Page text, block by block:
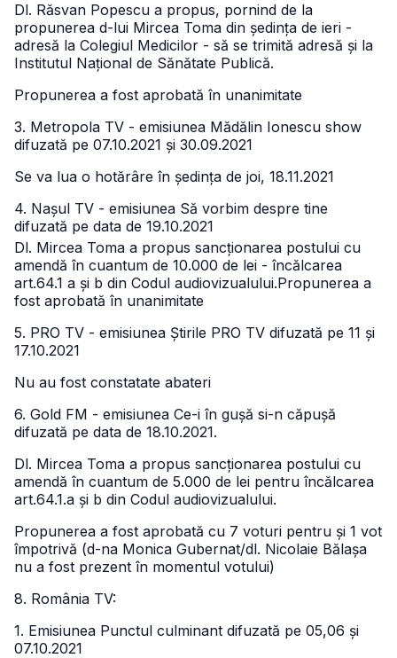
Dl. Răsvan Popescu a propus, pornind de la
propunerea d-lui Mircea Toma din ședința de ieri -
adresă la Colegiul Medicilor - să se trimită adresă și la
Institutul Național de Sănătate Publică.
Propunerea a fost aprobată în unanimitate
3. Metropola TV - emisiunea Mădălin Ionescu show
difuzată pe 07.10.2021 și 30.09.2021
Se va lua o hotărâre în ședința de joi, 18.11.2021
4. Nașul TV - emisiunea Să vorbim despre tine
difuzată pe data de 19.10.2021
Dl. Mircea Toma a propus sancționarea postului cu
amendă în cuantum de 10.000 de lei - încălcarea
art.64.1 a și b din Codul audiovizualului.Propunerea a
fost aprobată în unanimitate
5. PRO TV - emisiunea Știrile PRO TV difuzată pe 11 și
17.10.2021
Nu au fost constatate abateri
6. Gold FM - emisiunea Ce-i în gușă si-n căpușă
difuzată pe data de 18.10.2021.
Dl. Mircea Toma a propus sancționarea postului cu
amendă în cuantum de 5.000 de lei pentru încălcarea
art.64.1.a și b din Codul audiovizualului.
Propunerea a fost aprobată cu 7 voturi pentru și 1 vot
împotrivă (d-na Monica Gubernat/dl. Nicolaie Bălașa
nu a fost prezent în momentul votului)
8. România TV:
1. Emisiunea Punctul culminant difuzată pe 05,06 și
07.10.2021